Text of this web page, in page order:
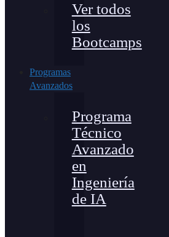
Ver todos
los
Bootcamps
Programas
Avanzados
Programa
Técnico
Avanzado
en
Ingeniería
de IA